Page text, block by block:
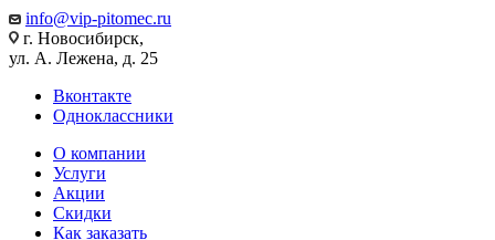
info@vip-pitomec.ru
г. Новосибирск,
ул. А. Лежена, д. 25
Вконтакте
Одноклассники
О компании
Услуги
Акции
Скидки
Как заказать